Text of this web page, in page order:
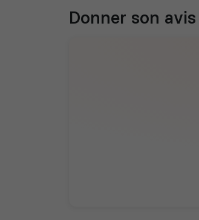
Donner son